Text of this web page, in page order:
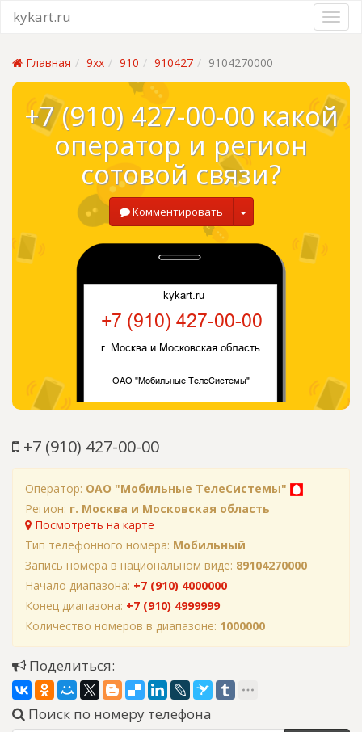
kykart.ru
Главная 9xx 910 910427 9104270000
+7 (910) 427-00-00 какой
оператор и регион
сотовой связи?
Комментировать
+7 (910) 427-00-00
Оператор: ОАО "Мобильные ТелеСистемы"
Регион: г. Москва и Московская область
Посмотреть на карте
Тип телефонного номера: Мобильный
Запись номера в национальном виде: 89104270000
Начало диапазона: +7 (910) 4000000
Конец диапазона: +7 (910) 4999999
Количество номеров в диапазоне: 1000000
Поделиться:
Поиск по номеру телефона